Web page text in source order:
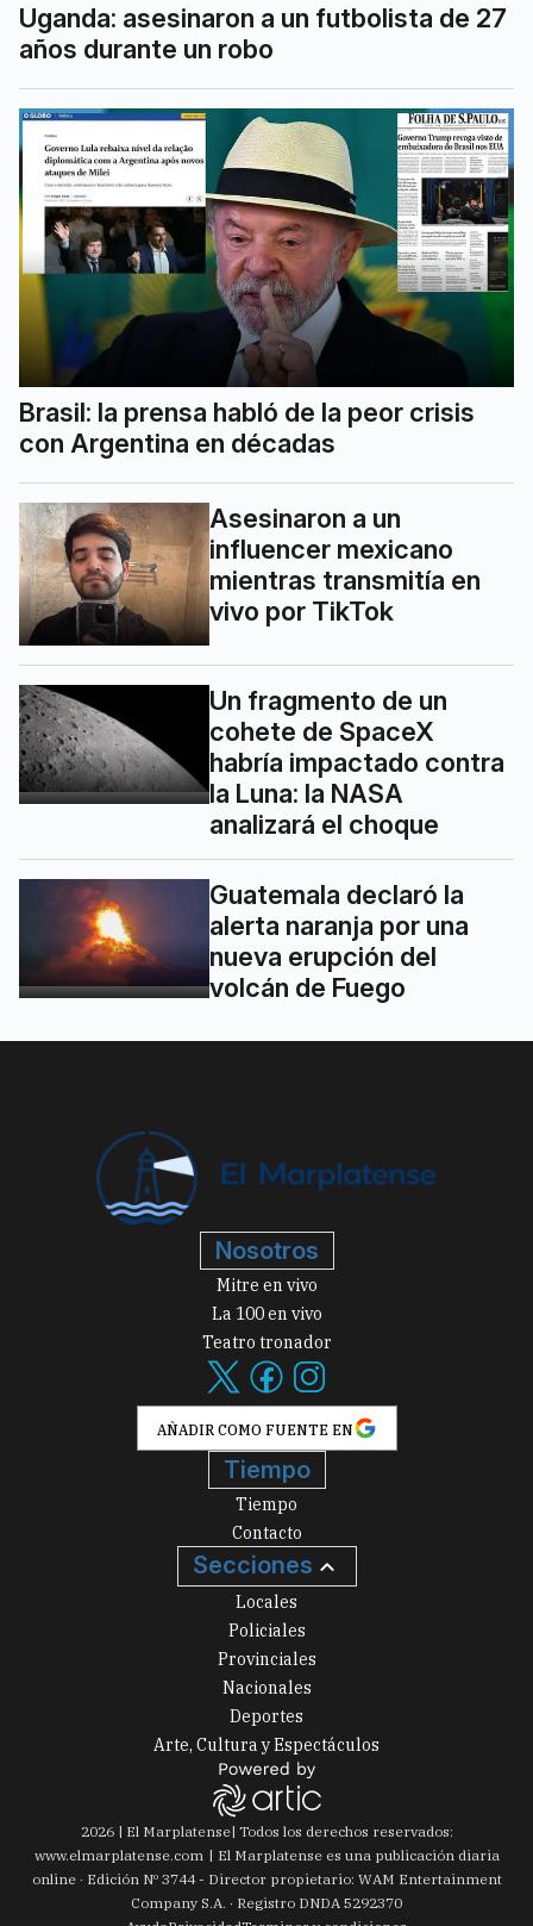
Uganda: asesinaron a un futbolista de 27
años durante un robo
Brasil: la prensa habló de la peor crisis
con Argentina en décadas
Asesinaron a un
influencer mexicano
mientras transmitía en
vivo por TikTok
Un fragmento de un
cohete de SpaceX
habría impactado contra
la Luna: la NASA
analizará el choque
Guatemala declaró la
alerta naranja por una
nueva erupción del
volcán de Fuego
Nosotros
Mitre en vivo
La 100 en vivo
Teatro tronador
AÑADIR COMO FUENTE EN
Tiempo
Tiempo
Contacto
Secciones
Locales
Policiales
Provinciales
Nacionales
Deportes
Arte, Cultura y Espectáculos
2026| El Marplatense| Todos los derechos reservados:
www.elmarplatense.com
El Marplatense es una publicación diaria
online · Edición Nº 3744- Director propietario: WAM Entertainment
Company S.A. · Registro DNDA 5292370